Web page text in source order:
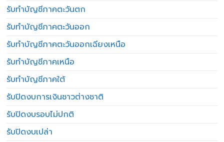
รับทำบัญชีภาคตะวันตก
รับทำบัญชีภาคตะวันออก
รับทำบัญชีภาคตะวันออกเฉียงเหนือ
รับทำบัญชีภาคเหนือ
รับทำบัญชีภาคใต้
รับปิดงบการเงินชาวต่างชาติ
รับปิดงบรอบไม่ปกติ
รับปิดงบเปล่า